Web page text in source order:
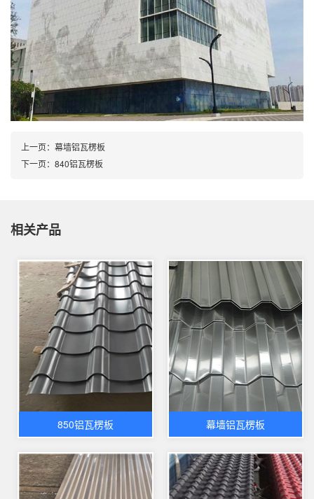
上一页： 幕墙铝瓦楞板
下一页： 840铝瓦楞板
相关产品
850铝瓦楞板 幕墙铝瓦楞板